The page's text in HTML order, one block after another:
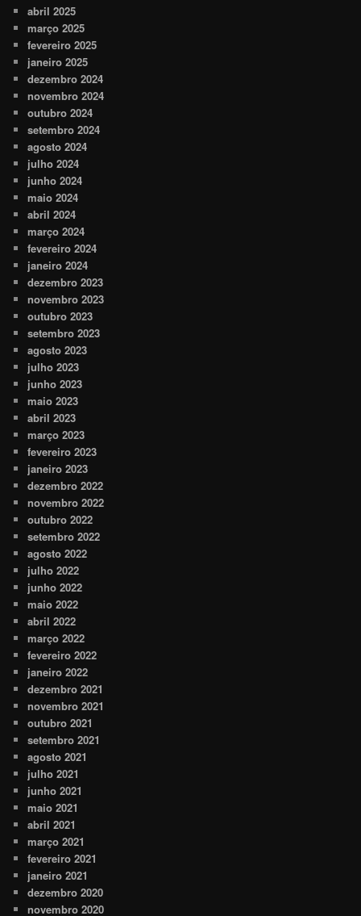
abril 2025
março 2025
fevereiro 2025
janeiro 2025
dezembro 2024
novembro 2024
outubro 2024
setembro 2024
agosto 2024
julho 2024
junho 2024
maio 2024
abril 2024
março 2024
fevereiro 2024
janeiro 2024
dezembro 2023
novembro 2023
outubro 2023
setembro 2023
agosto 2023
julho 2023
junho 2023
maio 2023
abril 2023
março 2023
fevereiro 2023
janeiro 2023
dezembro 2022
novembro 2022
outubro 2022
setembro 2022
agosto 2022
julho 2022
junho 2022
maio 2022
abril 2022
março 2022
fevereiro 2022
janeiro 2022
dezembro 2021
novembro 2021
outubro 2021
setembro 2021
agosto 2021
julho 2021
junho 2021
maio 2021
abril 2021
março 2021
fevereiro 2021
janeiro 2021
dezembro 2020
novembro 2020